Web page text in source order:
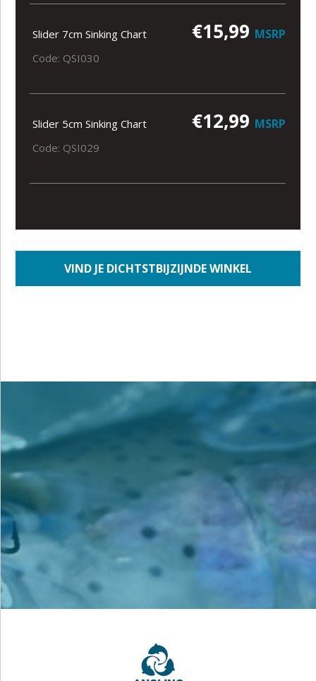
Slider 7cm Sinking Chart €15,99 MSRP
Code: QSI030
Slider 5cm Sinking Chart €12,99 MSRP
Code: QSI029
VIND JE DICHTSTBIJZIJNDE WINKEL